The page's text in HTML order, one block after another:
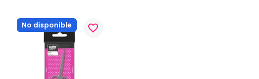
No disponible favorite_border